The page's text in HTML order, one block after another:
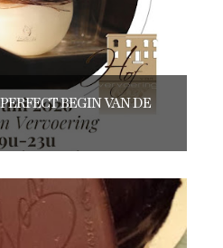
BEGIN VAN DE